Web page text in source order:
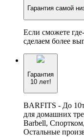
Гарантия самой
Если сможете
сделаем более
Гарантия
10 лет!
BARFITS - До
для домашних
Barbell,
Остальные